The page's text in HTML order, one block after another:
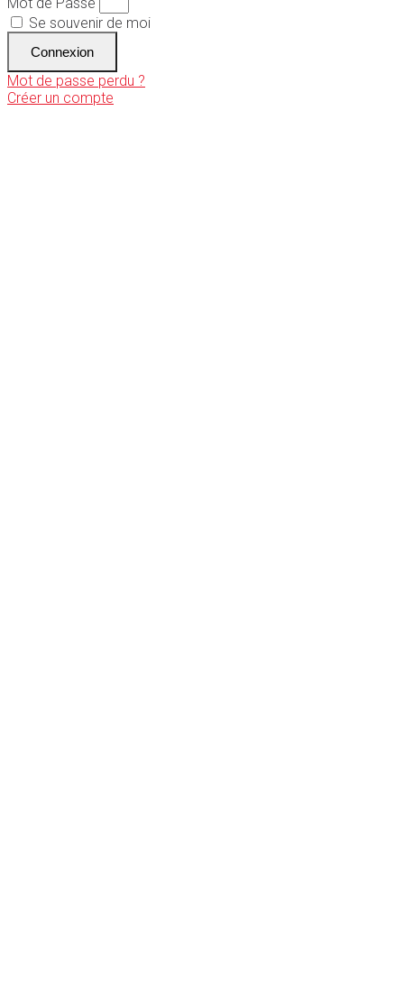
Mot de Passe
Se souvenir de moi
Connexion
Mot de passe perdu ?
Créer un compte